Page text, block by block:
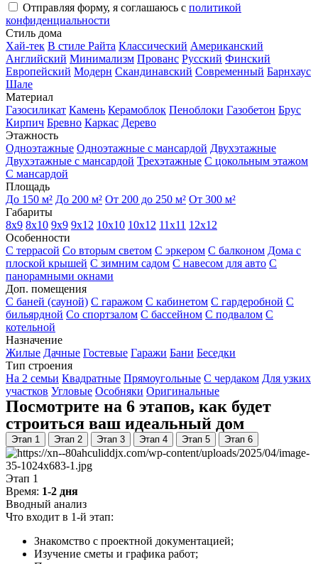
Отправляя форму, я соглашаюсь с политикой
конфиденциальности
Стиль дома
Хай-тек В стиле Райта Классический Американский
Английский Минимализм Прованс Русский Финский
Европейский Модерн Скандинавский Современный Барнхаус
Шале
Материал
Газосиликат Камень Керамоблок Пеноблоки Газобетон Брус
Кирпич Бревно Каркас Дерево
Этажность
Одноэтажные Одноэтажные с мансардой Двухэтажные
Двухэтажные с мансардой Трехэтажные С цокольным этажом
С мансардой
Площадь
До 150 м² До 200 м² От 200 до 250 м² От 300 м²
Габариты
8x9 8x10 9x9 9x12 10x10 10x12 11x11 12x12
Особенности
С террасой Со вторым светом С эркером С балконом Дома с
плоской крышей С зимним садом С навесом для авто С
панорамными окнами
Доп. помещения
С баней (сауной) С гаражом С кабинетом С гардеробной С
бильярдной Со спортзалом С бассейном С подвалом С
котельной
Назначение
Жилые Дачные Гостевые Гаражи Бани Беседки
Тип строения
На 2 семьи Квадратные Прямоугольные С чердаком Для узких
участков Угловые Особняки Оригинальные
Посмотрите на 6 этапов, как будет
строиться ваш идеальный дом
Этап 1 Этап 2 Этап 3 Этап 4 Этап 5 Этап 6
Этап 1
Время: 1-2 дня
Вводный анализ
Что входит в 1-й этап:
Знакомство с проектной документацией;
Изучение сметы и графика работ;